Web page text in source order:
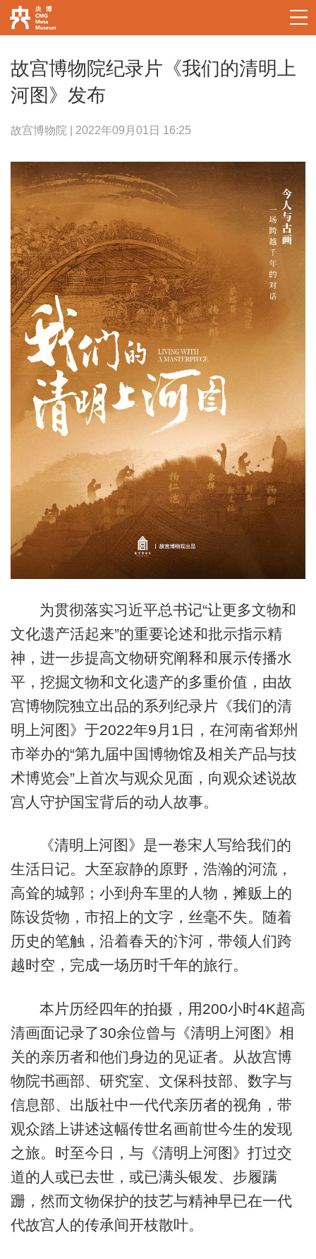
故宫博物院纪录片《我们的清明上
河图》发布
故宫博物院 | 2022年09月01日 16:25
为贯彻落实习近平总书记“让更多文物和
文化遗产活起来”的重要论述和批示指示精
神，进一步提高文物研究阐释和展示传播水
平，挖掘文物和文化遗产的多重价值，由故
宫博物院独立出品的系列纪录片《我们的清
明上河图》于2022年9月1日，在河南省郑州
市举办的“第九届中国博物馆及相关产品与技
术博览会”上首次与观众见面，向观众述说故
宫人守护国宝背后的动人故事。
《清明上河图》是一卷宋人写给我们的
生活日记。大至寂静的原野，浩瀚的河流，
高耸的城郭；小到舟车里的人物，摊贩上的
陈设货物，市招上的文字，丝毫不失。随着
历史的笔触，沿着春天的汴河，带领人们跨
越时空，完成一场历时千年的旅行。
本片历经四年的拍摄，用200小时4K超高
清画面记录了30余位曾与《清明上河图》相
关的亲历者和他们身边的见证者。从故宫博
物院书画部、研究室、文保科技部、数字与
信息部、出版社中一代代亲历者的视角，带
观众踏上讲述这幅传世名画前世今生的发现
之旅。时至今日，与《清明上河图》打过交
道的人或已去世，或已满头银发、步履蹒
跚，然而文物保护的技艺与精神早已在一代
代故宫人的传承间开枝散叶。